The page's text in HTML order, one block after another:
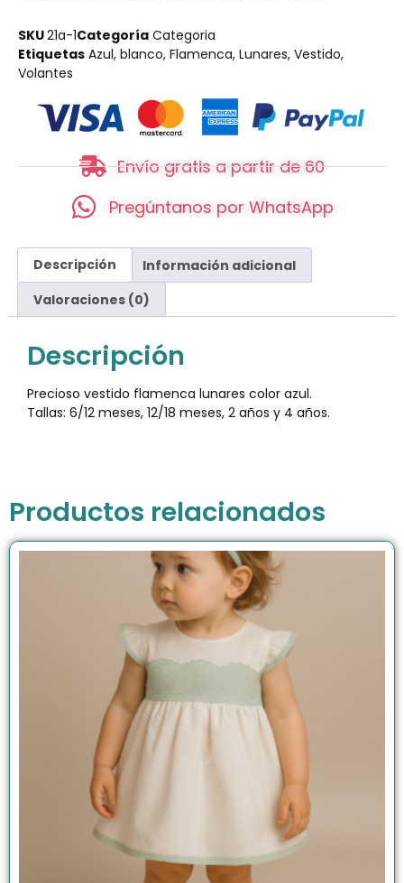
SKU21a-1Categoría Categoria
Etiquetas Azul, blanco, Flamenca, Lunares, Vestido,
Volantes
Envío gratis a partir de 60
Pregúntanos por WhatsApp
Descripción
Información adicional
Valoraciones (0)
Descripción
Precioso vestido flamenca lunares color azul.
Tallas: 6/12 meses, 12/18 meses, 2 años y 4 años.
Productos relacionados